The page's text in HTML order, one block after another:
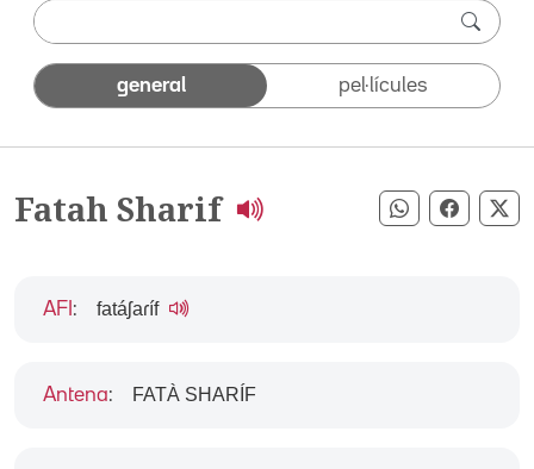
general pel·lícules
Fatah Sharif Compartir
AFI : fatáʃaɾíf
Antena: FATÀ SHARÍF